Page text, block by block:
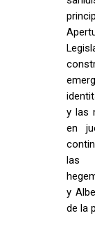
y las
en
las
y
de la